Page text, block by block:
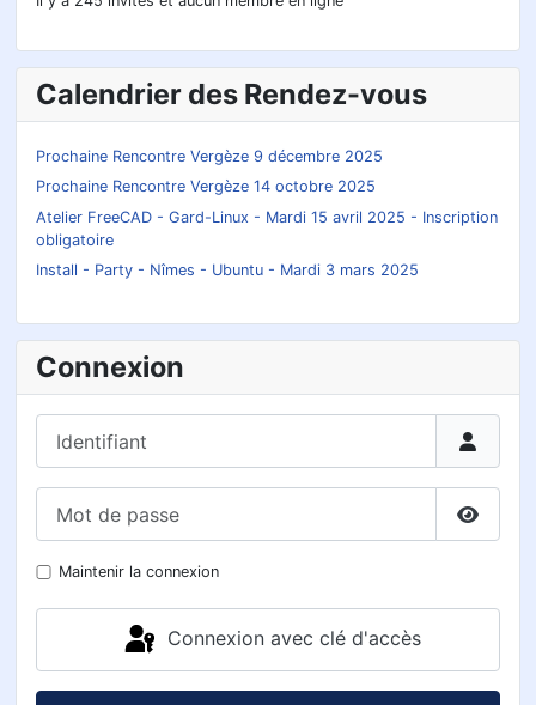
Calendrier des Rendez-vous
Prochaine Rencontre Vergèze 9 décembre 2025
Prochaine Rencontre Vergèze 14 octobre 2025
Atelier FreeCAD - Gard-Linux - Mardi 15 avril 2025 - Inscription
obligatoire
Install - Party - Nîmes - Ubuntu - Mardi 3 mars 2025
Connexion
Maintenir la connexion
Connexion avec clé d'accès